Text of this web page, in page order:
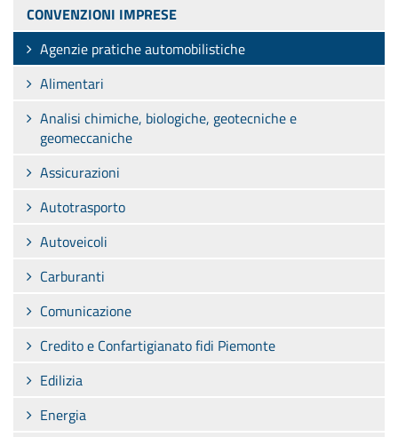
CONVENZIONI IMPRESE
Agenzie pratiche automobilistiche
Alimentari
Analisi chimiche, biologiche, geotecniche e
geomeccaniche
Assicurazioni
Autotrasporto
Autoveicoli
Carburanti
Comunicazione
Credito e Confartigianato fidi Piemonte
Edilizia
Energia